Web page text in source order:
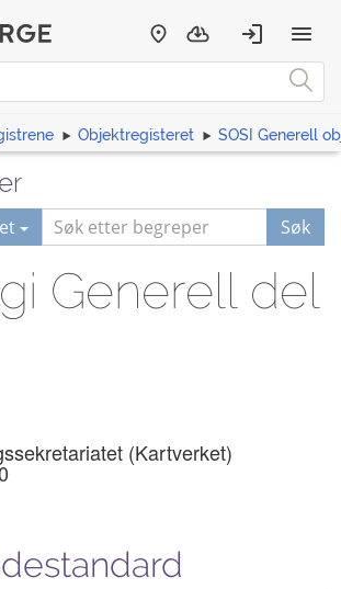
Objektregisteret SOSI Generell
Søk
Generell del
(Kartverket)